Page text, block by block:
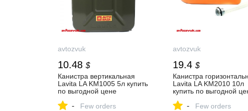
avtozvuk
10.48 $
Канистра вертикальная
Lavita LA KM1005 5л купить
по выгодной цене
►Avtozvuk.ua
- Few orders
avtozvuk
19.4 $
Канистра
Lavita LA KM2010 10л
купить по выгодной
►Avtozvuk.ua
- Few orders